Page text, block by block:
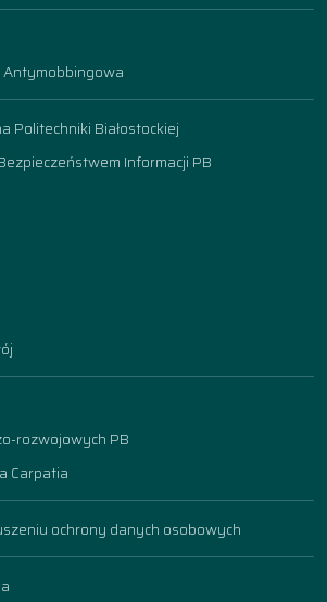
Politechniki Białostockiej
Informacji PB
rozwojowych PB
Carpatia
ochrony danych osobowych